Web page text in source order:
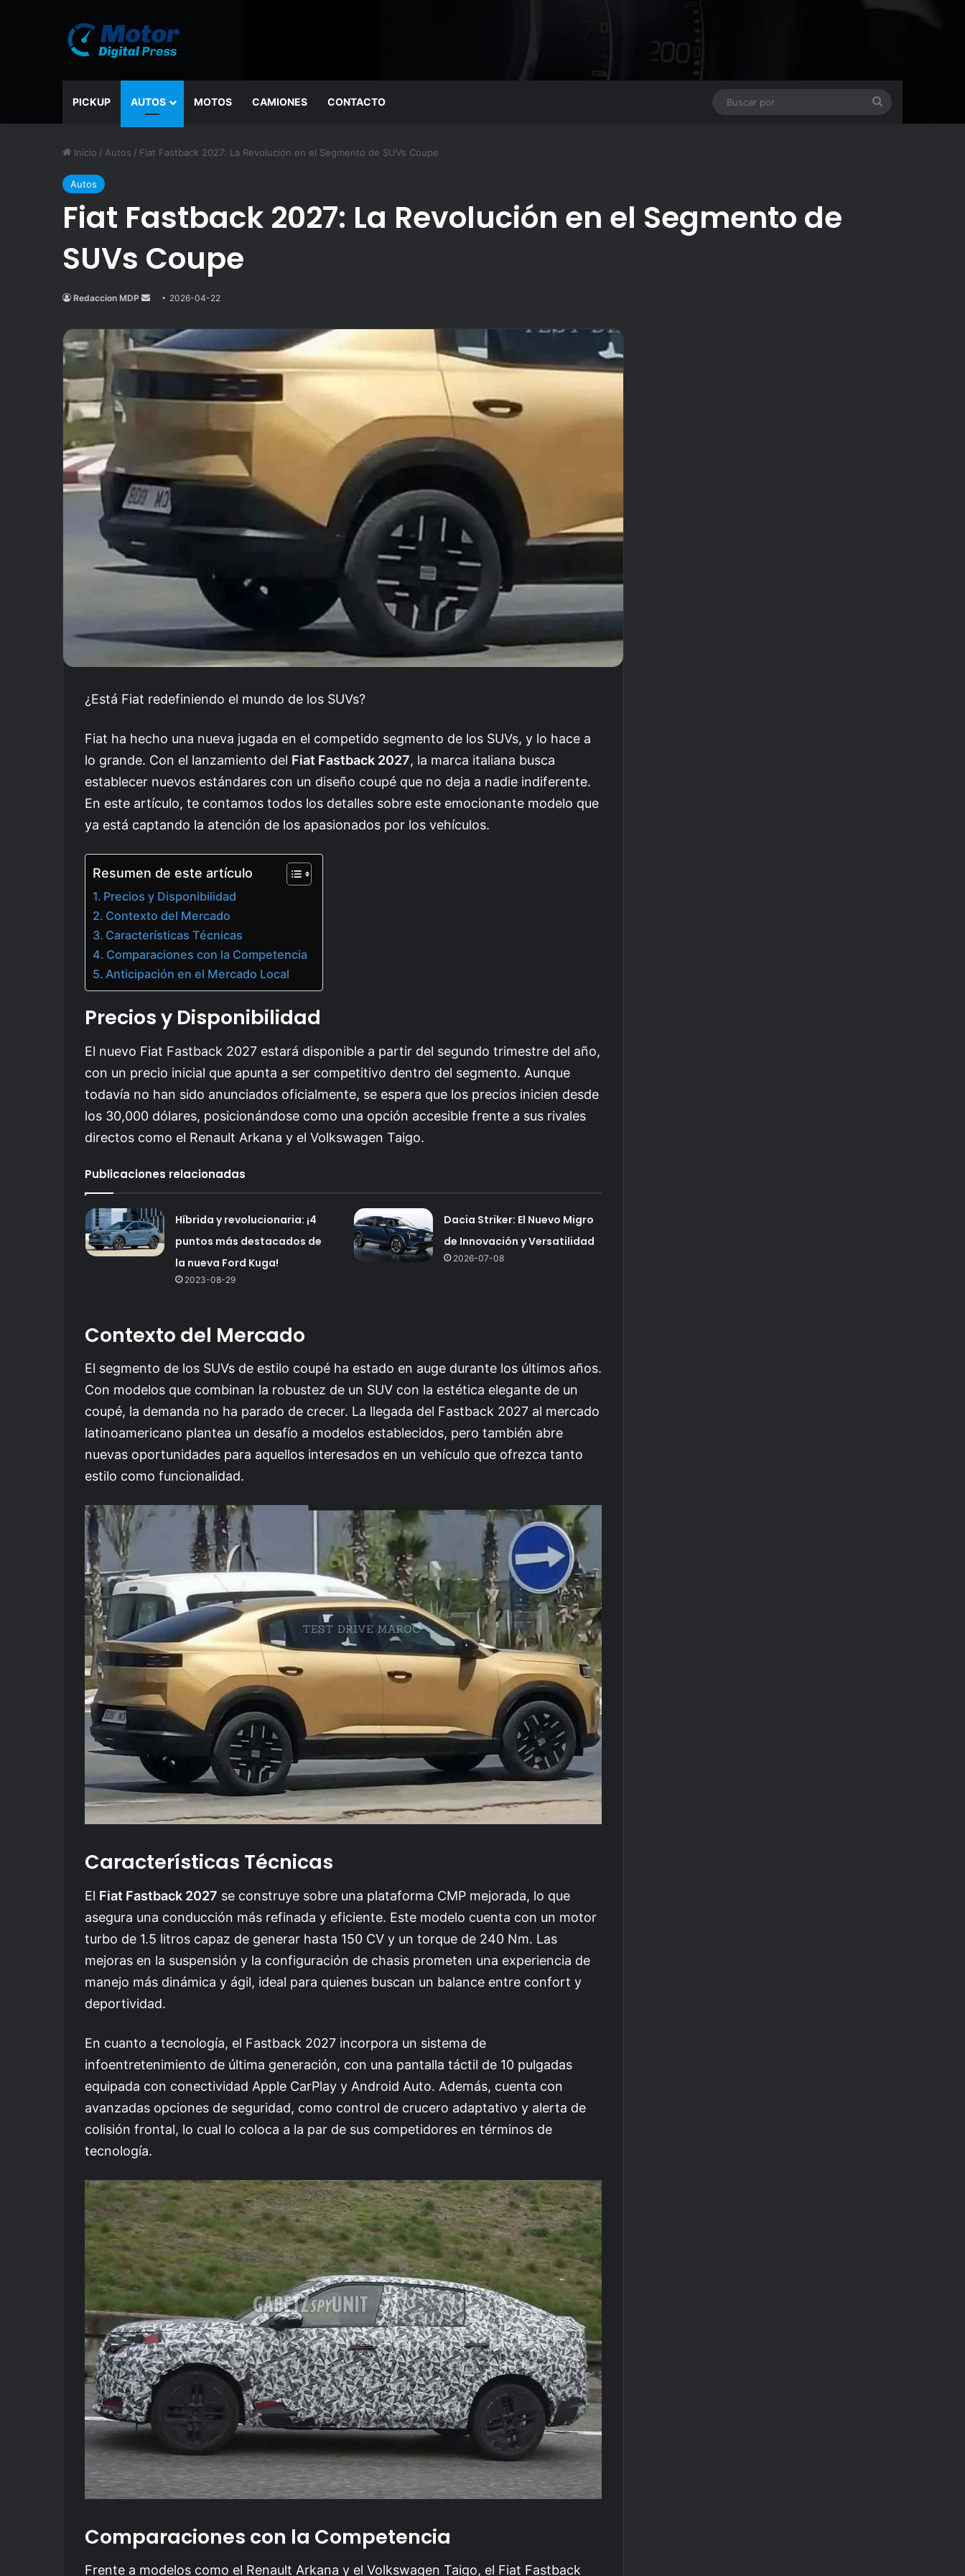
PICKUP AUTOS MOTOS CAMIONES CONTACTO
Inicio / Autos / Fiat Fastback 2027: La Revolución en el Segmento de SUVs Coupe
Autos
Fiat Fastback 2027: La Revolución en el Segmento de
SUVs Coupe
Redaccion MDP
Send
email
2026-04-22
¿Está Fiat redefiniendo el mundo de los SUVs?
Fiat ha hecho una nueva jugada en el competido segmento de los SUVs, y lo hace a
lo grande. Con el lanzamiento del Fiat Fastback 2027, la marca italiana busca
establecer nuevos estándares con un diseño coupé que no deja a nadie indiferente.
En este artículo, te contamos todos los detalles sobre este emocionante modelo que
ya está captando la atención de los apasionados por los vehículos.
Resumen de este artículo
Precios y Disponibilidad
Contexto del Mercado
Características Técnicas
Comparaciones con la Competencia
Anticipación en el Mercado Local
Precios y Disponibilidad
El nuevo Fiat Fastback 2027 estará disponible a partir del segundo trimestre del año,
con un precio inicial que apunta a ser competitivo dentro del segmento. Aunque
todavía no han sido anunciados oficialmente, se espera que los precios inicien desde
los 30,000 dólares, posicionándose como una opción accesible frente a sus rivales
directos como el Renault Arkana y el Volkswagen Taigo.
Publicaciones relacionadas
Híbrida y revolucionaria: ¡4
puntos más destacados de
la nueva Ford Kuga!
2023-08-29
Dacia Striker: El Nuevo Migro
de Innovación y Versatilidad
2026-07-08
Contexto del Mercado
El segmento de los SUVs de estilo coupé ha estado en auge durante los últimos años.
Con modelos que combinan la robustez de un SUV con la estética elegante de un
coupé, la demanda no ha parado de crecer. La llegada del Fastback 2027 al mercado
latinoamericano plantea un desafío a modelos establecidos, pero también abre
nuevas oportunidades para aquellos interesados en un vehículo que ofrezca tanto
estilo como funcionalidad.
Características Técnicas
El Fiat Fastback 2027 se construye sobre una plataforma CMP mejorada, lo que
asegura una conducción más refinada y eficiente. Este modelo cuenta con un motor
turbo de 1.5 litros capaz de generar hasta 150 CV y un torque de 240 Nm. Las
mejoras en la suspensión y la configuración de chasis prometen una experiencia de
manejo más dinámica y ágil, ideal para quienes buscan un balance entre confort y
deportividad.
En cuanto a tecnología, el Fastback 2027 incorpora un sistema de
infoentretenimiento de última generación, con una pantalla táctil de 10 pulgadas
equipada con conectividad Apple CarPlay y Android Auto. Además, cuenta con
avanzadas opciones de seguridad, como control de crucero adaptativo y alerta de
colisión frontal, lo cual lo coloca a la par de sus competidores en términos de
tecnología.
Comparaciones con la Competencia
Frente a modelos como el Renault Arkana y el Volkswagen Taigo, el Fiat Fastback